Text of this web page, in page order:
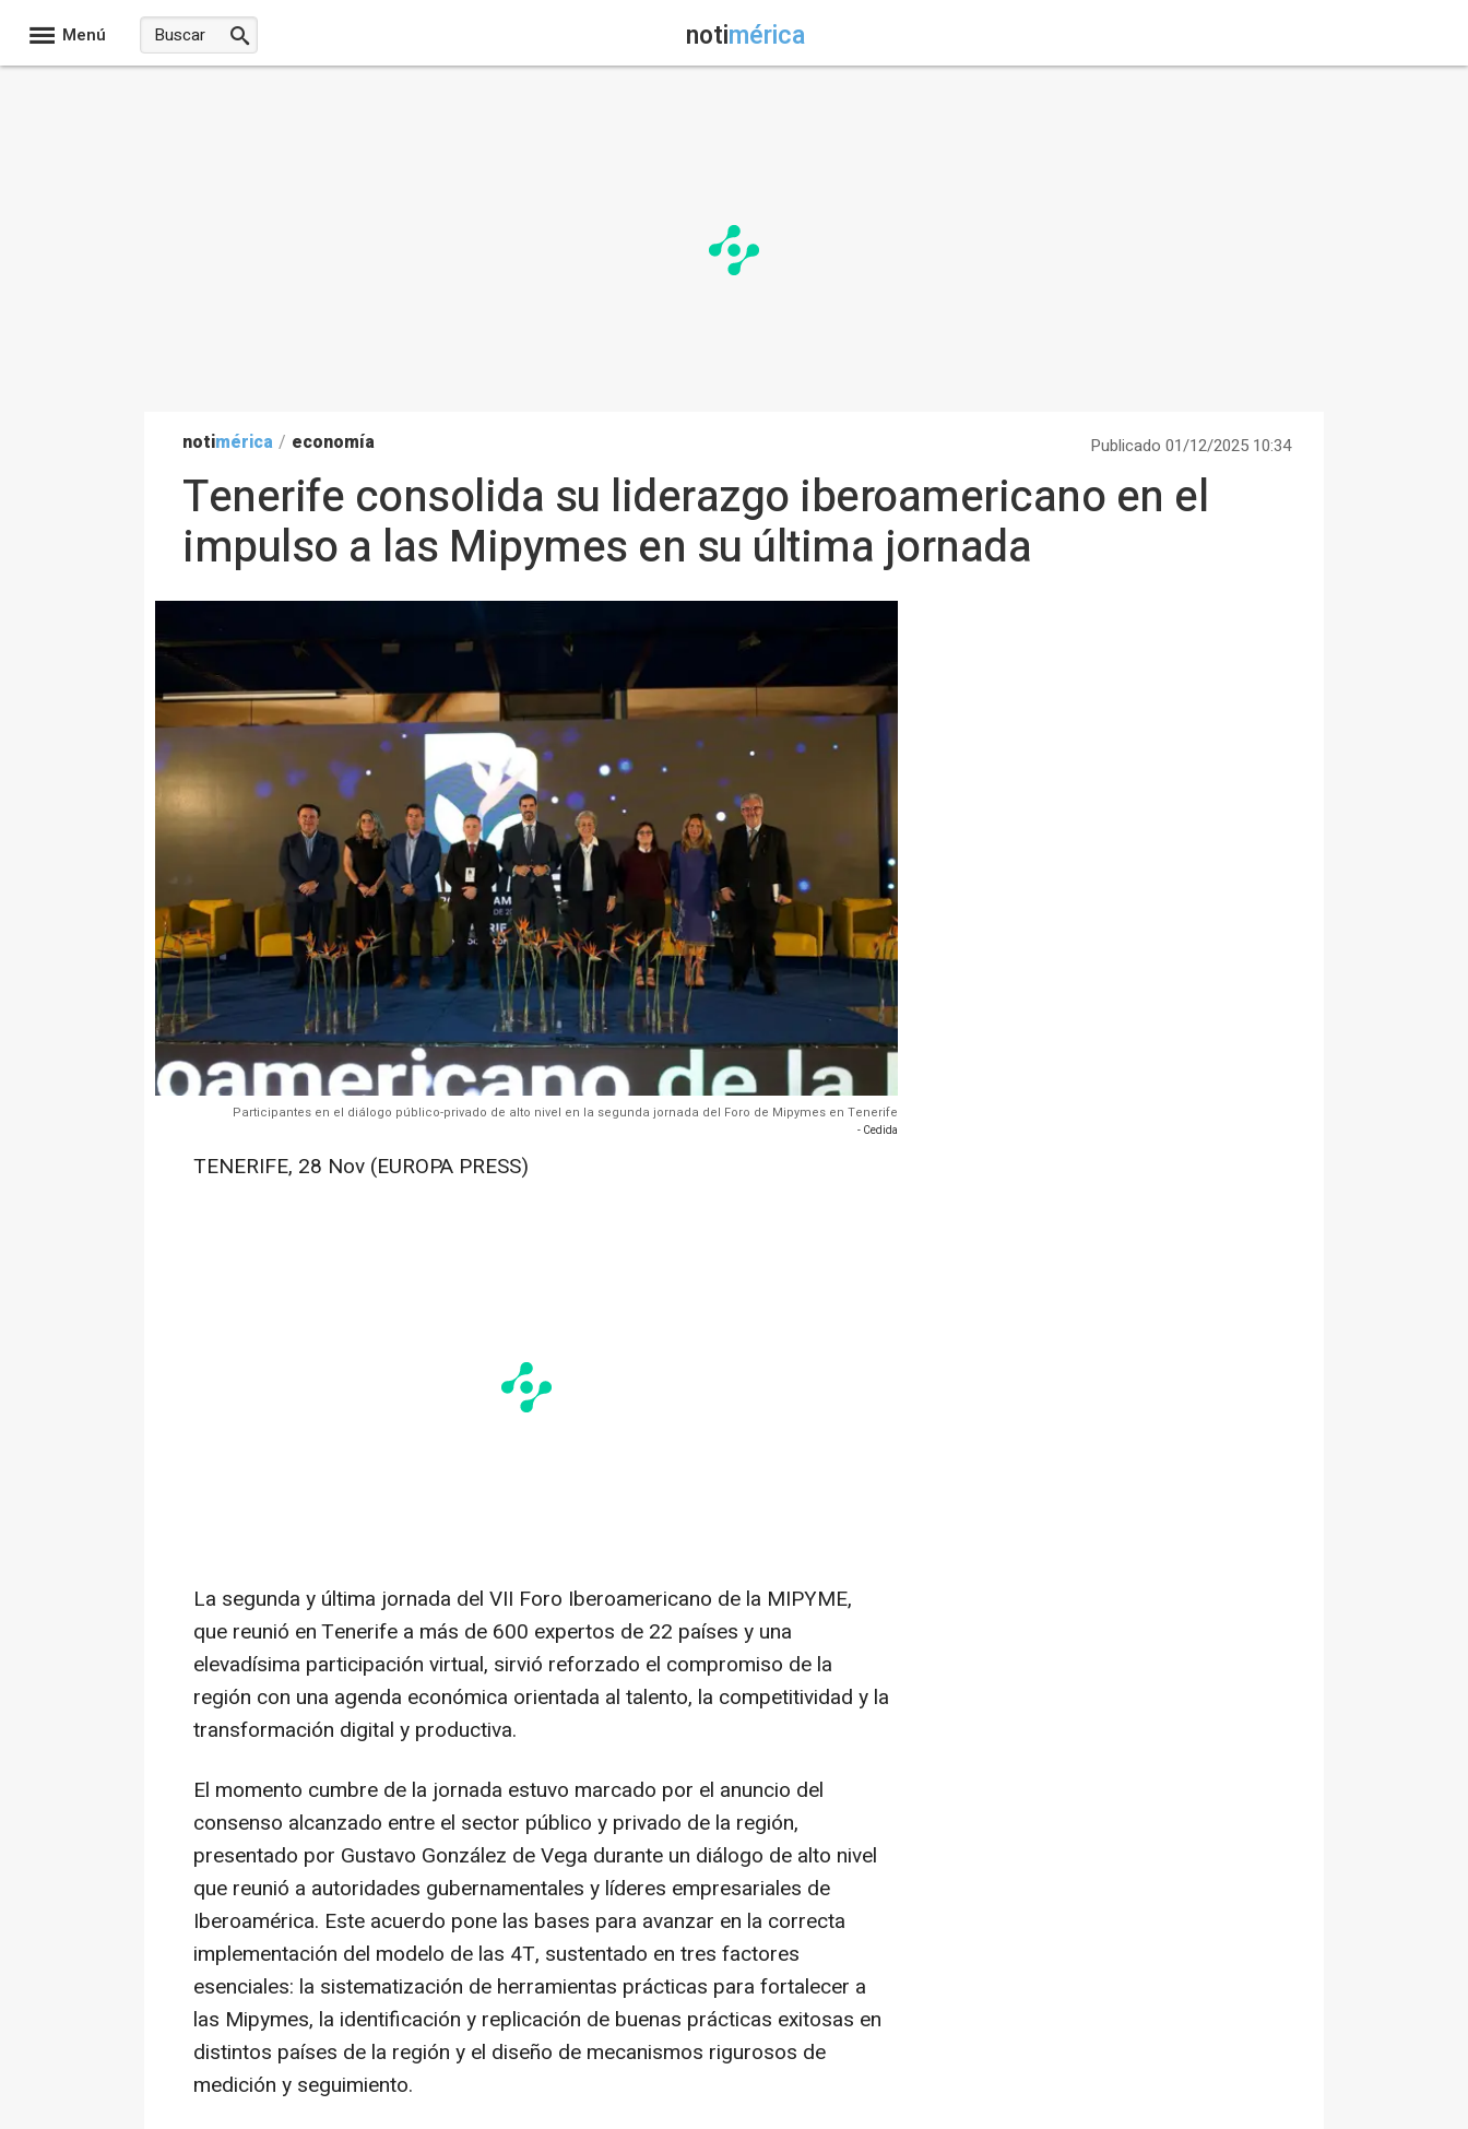
Menú notimérica
notimérica / economía Publicado 01/12/2025 10:34
Tenerife consolida su liderazgo iberoamericano en el
impulso a las Mipymes en su última jornada
Participantes en el diálogo público-privado de alto nivel en la segunda jornada del Foro de Mipymes en Tenerife
- Cedida
TENERIFE, 28 Nov (EUROPA PRESS)
La segunda y última jornada del VII Foro Iberoamericano de la MIPYME,
que reunió en Tenerife a más de 600 expertos de 22 países y una
elevadísima participación virtual, sirvió reforzado el compromiso de la
región con una agenda económica orientada al talento, la competitividad y la
transformación digital y productiva.
El momento cumbre de la jornada estuvo marcado por el anuncio del
consenso alcanzado entre el sector público y privado de la región,
presentado por Gustavo González de Vega durante un diálogo de alto nivel
que reunió a autoridades gubernamentales y líderes empresariales de
Iberoamérica. Este acuerdo pone las bases para avanzar en la correcta
implementación del modelo de las 4T, sustentado en tres factores
esenciales: la sistematización de herramientas prácticas para fortalecer a
las Mipymes, la identificación y replicación de buenas prácticas exitosas en
distintos países de la región y el diseño de mecanismos rigurosos de
medición y seguimiento.